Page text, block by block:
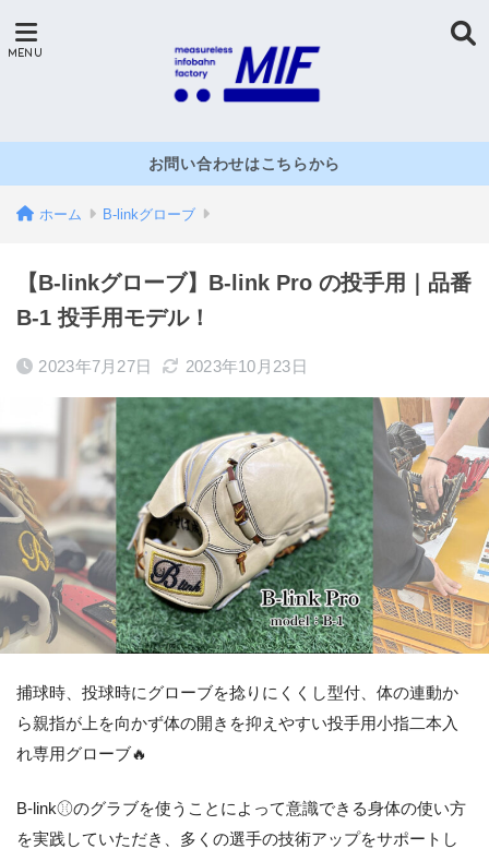
お問い合わせはこちらから
ホーム B-linkグローブ
【B-linkグローブ】B-link Pro の投手用｜品番
B-1 投手用モデル！
2023年7月27日 2023年10月23日
捕球時、投球時にグローブを捻りにくくし型付、体の連動か
ら親指が上を向かず体の開きを抑えやすい投手用小指二本入
れ専用グローブ🔥
B-link⚾︎のグラブを使うことによって意識できる身体の使い方
を実践していただき、多くの選手の技術アップをサポートし